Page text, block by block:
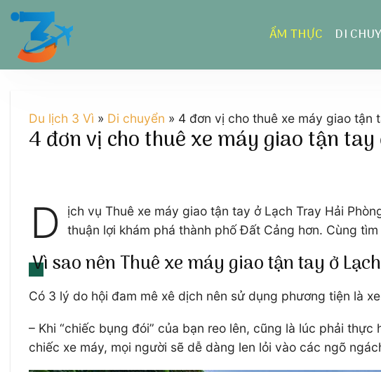
Chuyển
dung
ẨM THỰC DI
Du lịch 3 Vì » Di chuyển » 4 đơn vị cho thuê xe máy giao tận
4 đơn vị cho thuê xe máy giao tận tay
D
ịch vụ Thuê xe máy giao tận tay ở Lạch Tray Hải
thuận lợi khám phá thành phố Đất Cảng hơn. Cùng
Vì sao nên Thuê xe máy giao tận tay ở
Có 3 lý do hội đam mê xê dịch nên sử dụng phương tiện là
– Khi “chiếc bụng đói” của bạn reo lên, cũng là lúc phải
chiếc xe máy, mọi người sẽ dễ dàng len lỏi vào các ngõ